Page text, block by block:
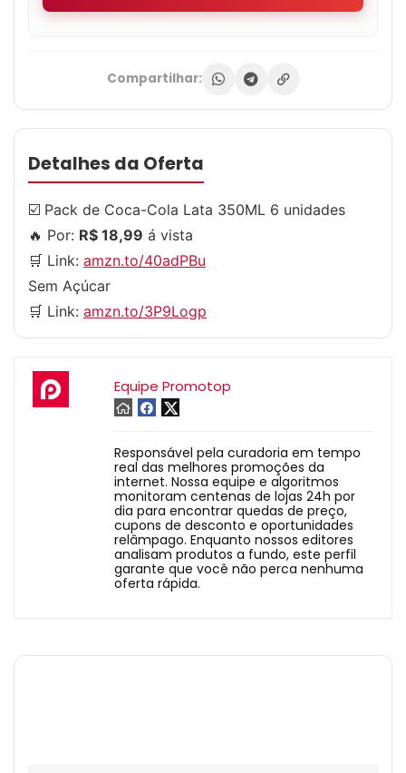
Compartilhar:
Detalhes da Oferta
☑️ Pack de Coca-Cola Lata 350ML 6 unidades
🔥 Por: R$ 18,99 á vista
🛒 Link: amzn.to/40adPBu
Sem Açúcar
🛒 Link: amzn.to/3P9Logp
Equipe Promotop
Responsável pela curadoria em tempo
real das melhores promoções da
internet. Nossa equipe e algoritmos
monitoram centenas de lojas 24h por
dia para encontrar quedas de preço,
cupons de desconto e oportunidades
relâmpago. Enquanto nossos editores
analisam produtos a fundo, este perfil
garante que você não perca nenhuma
oferta rápida.